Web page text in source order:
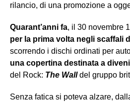
rilancio, di una promozione a
Quarant’anni fa, il 30 novembre
per la prima volta negli scaffali
scorrendo i dischi ordinati per
una copertina destinata a
del Rock: The Wall del gruppo
Senza fatica si poteva alzare,